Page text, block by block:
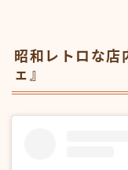
昭和レトロな店
ェ』